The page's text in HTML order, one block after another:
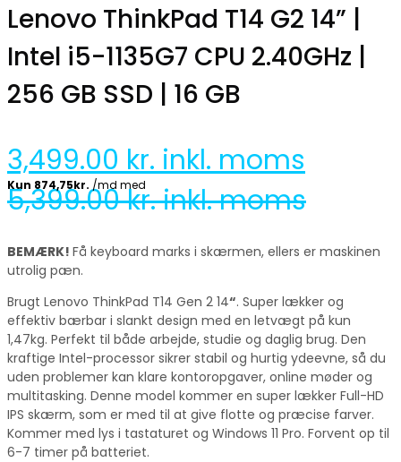
Lenovo ThinkPad T14 G2 14” |
Intel i5-1135G7 CPU 2.40GHz |
256 GB SSD | 16 GB
3,499.00 kr. inkl. moms
5,399.00kr. inkl. moms
BEMÆRK! Få keyboard marks i skærmen, ellers er maskinen
utrolig pæn.
Brugt Lenovo ThinkPad T14 Gen 2 14“. Super lækker og
effektiv bærbar i slankt design med en letvægt på kun
1,47kg. Perfekt til både arbejde, studie og daglig brug. Den
kraftige Intel-processor sikrer stabil og hurtig ydeevne, så du
uden problemer kan klare kontoropgaver, online møder og
multitasking. Denne model kommer en super lækker Full-HD
IPS skærm, som er med til at give flotte og præcise farver.
Kommer med lys i tastaturet og Windows 11 Pro. Forvent op til
6-7 timer på batteriet.